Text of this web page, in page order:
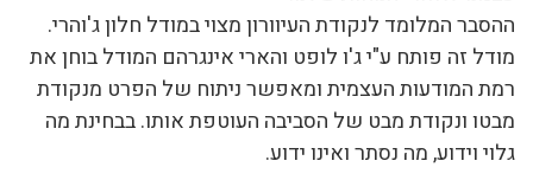
ההסבר המלומד לנקודת העיוורון מצוי במודל חלון ג'והרי.
מודל זה פותח ע"י ג'ו לופט והארי אינגרהם המודל בוחן את
רמת המודעות העצמית ומאפשר ניתוח של הפרט מנקודת
מבטו ונקודת מבט של הסביבה העוטפת אותו. בבחינת מה
גלוי וידוע, מה נסתר ואינו ידוע.